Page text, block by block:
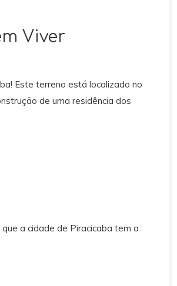
Viver
Este terreno está localizado no
de uma residência dos
a cidade de Piracicaba tem a